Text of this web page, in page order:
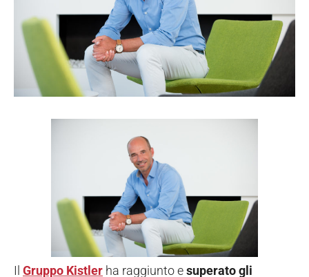
Il Gruppo Kistler ha raggiunto esuperato gli